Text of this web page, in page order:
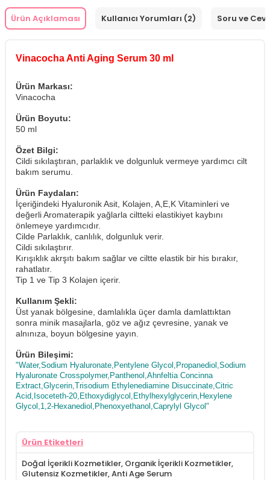
Ürün Açıklaması Kullanıcı Yorumları (2) Soru ve
Vinacocha Anti Aging Serum 30 ml
Ürün Markası:
Vinacocha
Ürün Boyutu:
50 ml
Özet Bilgi:
Cildi sıkılaştıran, parlaklık ve dolgunluk vermeye yardımcı cilt
bakım serumu.
Ürün Faydaları:
İçeriğindeki Hyaluronik Asit, Kolajen, A,E,K Vitaminleri ve
değerli Aromaterapik yağlarla ciltteki elastikiyet kaybını
önlemeye yardımcıdır.
Cilde Parlaklık, canlılık, dolgunluk verir.
Cildi sıkılaştırır.
Kırışıklık akrşıtı bakım sağlar ve ciltte elastik bir his bırakır,
rahatlatır.
Tip 1 ve Tip 3 Kolajen içerir.
Kullanım Şekli:
Üst yanak bölgesine, damlalıkla üçer damla damlattıktan
sonra minik masajlarla, göz ve ağız çevresine, yanak ve
alnınıza, boyun bölgesine yayın.
Ürün Bileşimi:
"Water,Sodium Hyaluronate,Pentylene Glycol,Propanediol,Sodium
Hyaluronate Crosspolymer,Panthenol,Ahnfeltia Concinna
Extract,Glycerin,Trisodium Ethylenediamine Disuccinate,Citric
Acid,Isoceteth-20,Ethoxydiglycol,Ethylhexylglycerin,Hexylene
Glycol,1,2-Hexanediol,Phenoxyethanol,Caprylyl Glycol"
Ürün Etiketleri
Doğal İçerikli Kozmetikler, Organik İçerikli Kozmetikler,
Glutensiz Kozmetikler,Anti Age Serum